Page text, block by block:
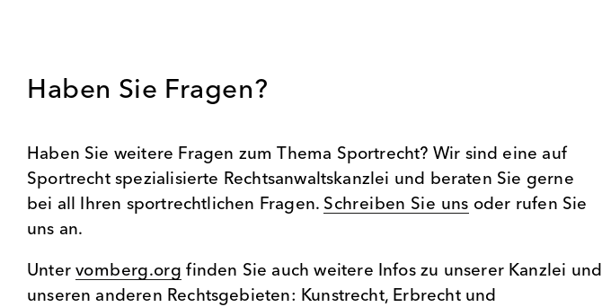
Haben Sie Fragen?
Haben Sie weitere Fragen zum Thema Sportrecht? Wir sind eine auf
Sportrecht spezialisierte Rechtsanwaltskanzlei und beraten Sie gerne
bei all Ihren sportrechtlichen Fragen. Schreiben Sie uns oder rufen Sie
uns an.
Untervomberg.org finden Sie auch weitere Infos zu unserer Kanzlei und
unseren anderen Rechtsgebieten: Kunstrecht, Erbrecht und